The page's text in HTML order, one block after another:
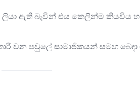
ලියා ඇති බැවින් එය කෙලින්ම කියවිය
වන පවුලේ සාමාජිකයන් සමඟ බෙදා